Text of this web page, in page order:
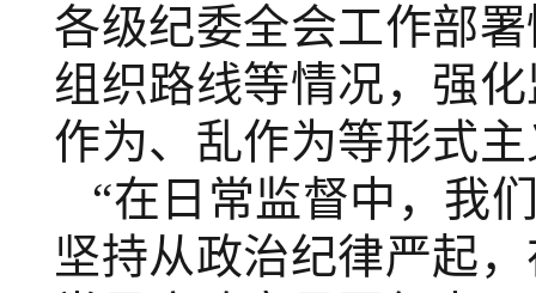
各级纪委全会工作部
组织路线等情况，强
作为、乱作为等形式
“在日常监督中，我
坚持从政治纪律严起